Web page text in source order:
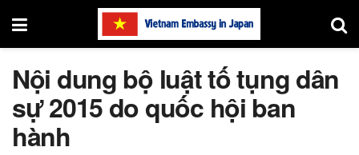
Nội dung bộ luật tố tụng dân
sự 2015 do quốc hội ban
hành